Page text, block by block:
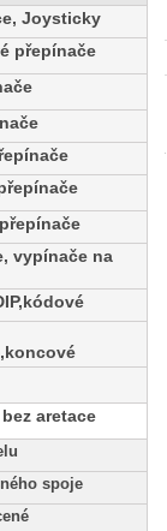
Joysticky
přepínače
vypínače na
aretace
spoje